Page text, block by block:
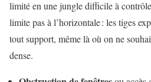
limité en une jungle difficile à
limite pas à l’horizontale : les tiges
tout support, même là où on ne
dense.